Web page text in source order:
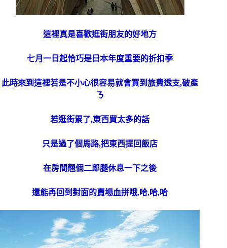
這裡真是喜歡逛街朋友的好地方
七月一日起恰巧是日本年度重要的折扣季
此時來到這裡若是不小心很容易就會買到旅費透支,破產
ㄋ
若逛街累了,東西買太多的話
只是過了個馬路,把東西提回飯店
在房間翹個二郎腿休息一下之後
還能再回到對面的賣場血拼哦,哈,哈,哈